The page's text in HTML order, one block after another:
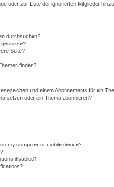
oder zur Liste der ignorierten Mitglieder
durchsuchen?
Seite?
finden?
und einem Abonnements für ein
setzen oder ein Thema abonnieren?
my computer or mobile device?
disabled?